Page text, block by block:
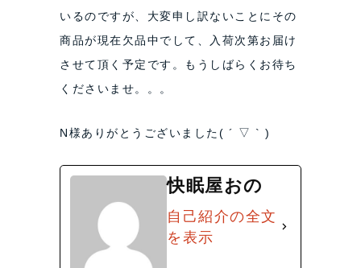
いるのですが、大変申し訳ないことにその
商品が現在欠品中でして、入荷次第お届け
させて頂く予定です。もうしばらくお待ち
くださいませ。。。
N様ありがとうございました( ´ ▽ ` )
快眠屋おの
自己紹介の全文
を表示